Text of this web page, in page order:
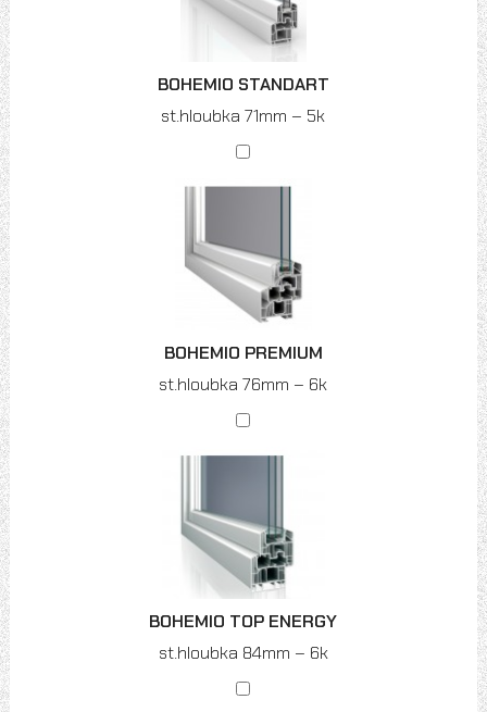
BOHEMIO STANDART
st.hloubka 71mm – 5k
BOHEMIO PREMIUM
st.hloubka 76mm – 6k
BOHEMIO TOP ENERGY
st.hloubka 84mm – 6k